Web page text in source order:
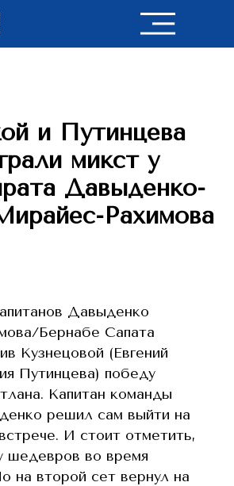
и Путинцева
микст у
Давыденко-
Рахимова
Давыденко
Бернабе Сапата
Кузнецовой (Евгений
Путинцева) победу
Капитан команды
решил сам выйти на
И стоит отметить,
шедевров во время
на второй сет вернул на